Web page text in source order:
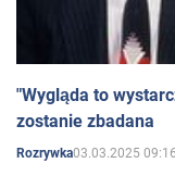
"Wygląda to
zostanie zbadana
Rozrywka03.03.2025 09:16